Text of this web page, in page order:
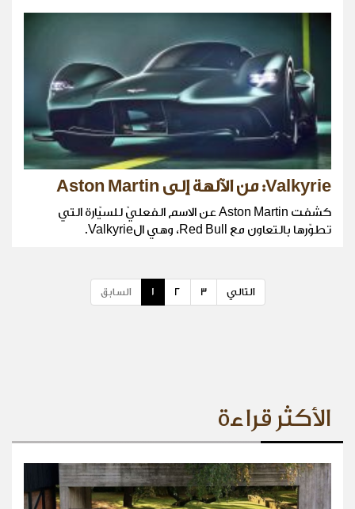
Valkyrie: من الآلهة إلى Aston Martin
كشفت Aston Martin عن الاسم الفعليّ للسيّارة التي
تطوّرها بالتعاون مع Red Bull، وهي الValkyrie.
السابق 1 2 3 التالي
الأكثر قراءة